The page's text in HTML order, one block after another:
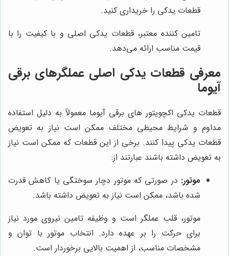
قطعات یدکی را خریداری کنید.
تامین کننده معتبر، قطعات یدکی اصلی و با کیفیت را با
قیمت مناسب ارائه می‌دهد.
معرفی قطعات یدکی اصلی عملگرهای برقی
آیوما
قطعات یدکی اکچویتور های برقی آیوما معمولاً به دلیل استفاده
مداوم و شرایط محیطی مختلف ممکن است نیاز به تعویض
قطعات یدکی پیدا کنند. برخی از این قطعات که ممکن است نیاز
به تعویض داشته باشند عبارتند از:
موتور: در صورتی که موتور دچار سوختگی یا کاهش قدرت
شده باشد، ممکن است نیاز به تعویض داشته باشد.
موتور، قلب عملگر است و وظیفه تامین نیروی مورد نیاز
برای حرکت را بر عهده دارد. انتخاب موتور با توان و
مشخصات مناسب، از اهمیت بالایی برخوردار است.